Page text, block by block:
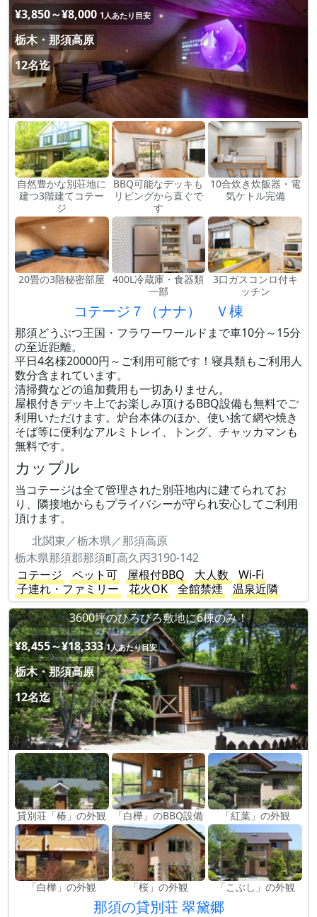
¥3,850～¥8,000 1人あたり目安
栃木・那須高原
12名迄
自然豊かな別荘地に
建つ3階建てコテー
ジ
BBQ可能なデッキも
リビングから直ぐで
す
10合炊き炊飯器・電
気ケトル完備
20畳の3階秘密部屋
400L冷蔵庫・食器類
一部
3口ガスコンロ付キ
ッチン
コテージ７（ナナ） Ｖ棟
那須どうぶつ王国・フラワーワールドまで車10分～15分
の至近距離。
平日4名様20000円～ご利用可能です！寝具類もご利用人
数分含まれています。
清掃費などの追加費用も一切ありません。
屋根付きデッキ上でお楽しみ頂けるBBQ設備も無料でご
利用いただけます。炉台本体のほか、使い捨て網や焼き
そば等に便利なアルミトレイ、トング、チャッカマンも
無料です。
カップル
当コテージは全て管理された別荘地内に建てられてお
り、隣接地からもプライバシーが守られ安心してご利用
頂けます。
北関東／栃木県／那須高原
栃木県那須郡那須町高久丙3190-142
コテージ
ペット可 屋根付BBQ 大人数
Wi-Fi
子連れ・ファミリー
花火OK 全館禁煙
温泉近隣
3600坪のひろびろ敷地に6棟のみ！
¥8,455～¥18,333 1人あたり目安
栃木・那須高原
12名迄
貸別荘「椿」の外観 「白樺」のBBQ設備 「紅葉」の外観
「白樺」の外観 「桜」の外観 「こぶし」の外観
那須の貸別荘 翠黛郷